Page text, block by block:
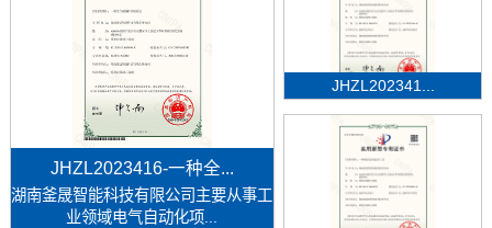
JHZL2023416-一种全...
湖南釜晟智能科技有限公司主要从事工
业领域电气自动化项...
JHZL202341...